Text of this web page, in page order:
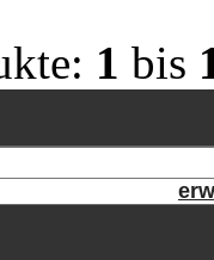
1 bis